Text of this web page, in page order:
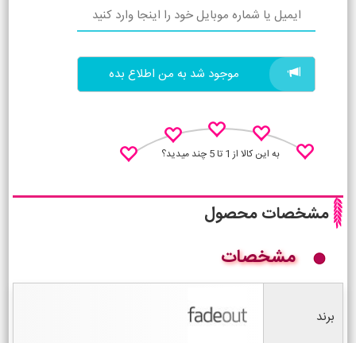
موجود شد به من اطلاع بده
به این کالا از 1 تا 5 چند میدید؟
مشخصات محصول
مشخصات
برند